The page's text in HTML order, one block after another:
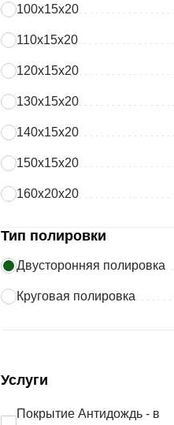
100х15х20
110х15х20
120х15х20
130х15х20
140х15х20
150х15х20
160х20х20
Тип полировки
Двусторонняя полировка
Круговая полировка
Услуги
Покрытие Антидождь - в